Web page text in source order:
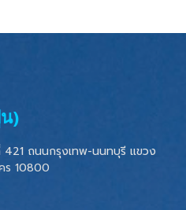
)
ถนนกรุงเทพ-นนทบุรี แขวง
ร 10800